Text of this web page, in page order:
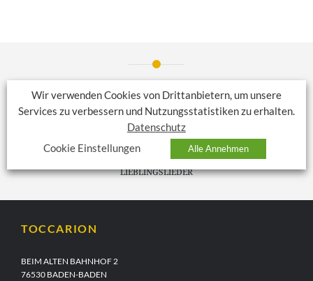
VORHERIGER BEITRAG
PANTOMIMEORCHESTER
NÄCHSTER BEITRAG
LIEBLINGSLIEDER
TOCCARION
BEIM ALTEN BAHNHOF 2
76530 BADEN-BADEN
Wir verwenden Cookies von Drittanbietern, um unsere
Services zu verbessern und Nutzungsstatistiken zu erhalten.
Datenschutz
Cookie Einstellungen
Alle Annehmen